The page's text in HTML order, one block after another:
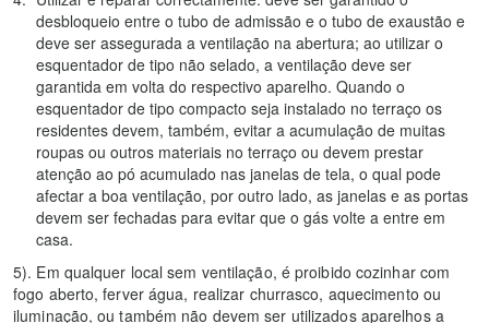
desbloqueio entre o tubo de admissão e o tubo de exaustão e
deve ser assegurada a ventilação na abertura; ao utilizar o
esquentador de tipo não selado, a ventilação deve ser
garantida em volta do respectivo aparelho. Quando o
esquentador de tipo compacto seja instalado no terraço os
residentes devem, também, evitar a acumulação de muitas
roupas ou outros materiais no terraço ou devem prestar
atenção ao pó acumulado nas janelas de tela, o qual pode
afectar a boa ventilação, por outro lado, as janelas e as portas
devem ser fechadas para evitar que o gás volte a entre em
casa.
5). Em qualquer local sem ventilação, é proibido cozinhar com
fogo aberto, ferver água, realizar churrasco, aquecimento ou
iluminação, ou também não devem ser utilizados aparelhos a